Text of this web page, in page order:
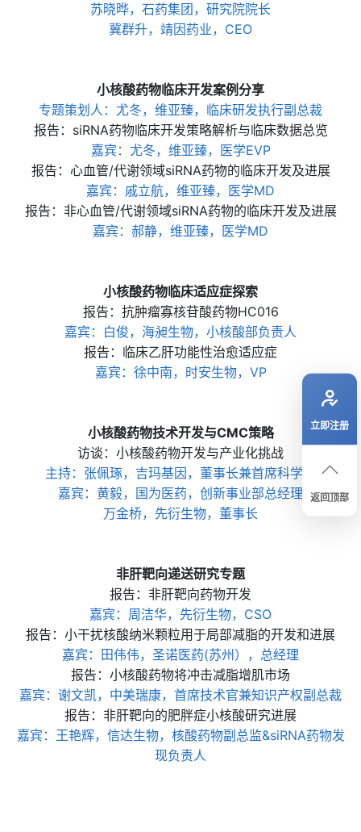
立即注册
返回顶部
苏晓晔，石药集团，研究院院长
冀群升，靖因药业，CEO
小核酸药物临床开发案例分享
专题策划人：尤冬，维亚臻，临床研发执行副总裁
报告：siRNA药物临床开发策略解析与临床数据总览
嘉宾：尤冬，维亚臻，医学EVP
报告：心血管/代谢领域siRNA药物的临床开发及进展
嘉宾：戚立航，维亚臻，医学MD
报告：非心血管/代谢领域siRNA药物的临床开发及进展
嘉宾：郝静，维亚臻，医学MD
小核酸药物临床适应症探索
报告：抗肿瘤寡核苷酸药物HC016
嘉宾：白俊，海昶生物，小核酸部负责人
报告：临床乙肝功能性治愈适应症
嘉宾：徐中南，时安生物，VP
小核酸药物技术开发与CMC策略
访谈：小核酸药物开发与产业化挑战
主持：张佩琢，吉玛基因，董事长兼首席科学家
嘉宾：黄毅，国为医药，创新事业部总经理
万金桥，先衍生物，董事长
非肝靶向递送研究专题
报告：非肝靶向药物开发
嘉宾：周洁华，先衍生物，CSO
报告：小干扰核酸纳米颗粒用于局部减脂的开发和进展
嘉宾：田伟伟，圣诺医药(苏州），总经理
报告：小核酸药物将冲击减脂增肌市场
嘉宾：谢文凯，中美瑞康，首席技术官兼知识产权副总裁
报告：非肝靶向的肥胖症小核酸研究进展
嘉宾：王艳辉，信达生物，核酸药物副总监&siRNA药物发
现负责人